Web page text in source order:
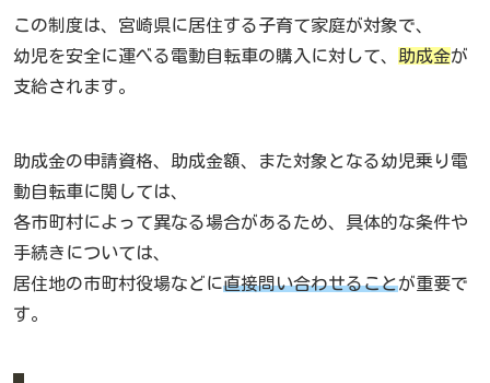
この制度は、宮崎県に居住する子育て家庭が対象で、
幼児を安全に運べる電動自転車の購入に対して、 助成金が
支給されます。
助成金の申請資格、助成金額、また対象となる幼児乗り電
動自転車に関しては、
各市町村によって異なる場合があるため、具体的な条件や
手続きについては、
居住地の市町村役場などに直接問い合わせることが重要で
す。